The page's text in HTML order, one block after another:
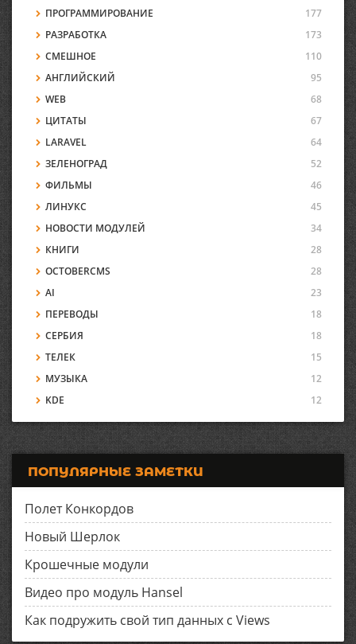
ПРОГРАММИРОВАНИЕ
177
РАЗРАБОТКА
173
СМЕШНОЕ
110
АНГЛИЙСКИЙ
95
WEB
68
ЦИТАТЫ
67
LARAVEL
64
ЗЕЛЕНОГРАД
52
ФИЛЬМЫ
46
ЛИНУКС
45
НОВОСТИ МОДУЛЕЙ
34
КНИГИ
28
OCTOBERCMS
28
AI
23
ПЕРЕВОДЫ
18
СЕРБИЯ
18
ТЕЛЕК
15
МУЗЫКА
12
KDE
12
ПОПУЛЯРНЫЕ ЗАМЕТКИ
Полет Конкордов
Новый Шерлок
Крошечные модули
Видео про модуль Hansel
Как подружить свой тип данных с Views